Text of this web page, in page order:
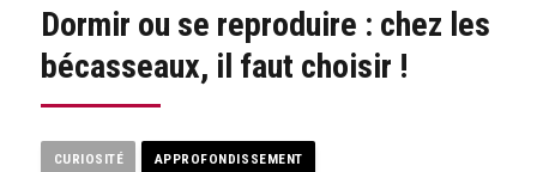
Dormir ou se reproduire : chez les
bécasseaux, il faut choisir !
CURIOSITÉ APPROFONDISSEMENT